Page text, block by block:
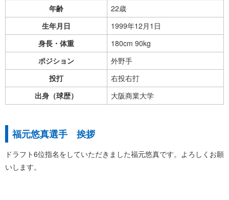
年齢
22歳
生年月日
1999年12月1日
身長・体重
180cm 90kg
ポジション
外野手
投打
右投右打
出身（球歴）
大阪商業大学
福元悠真選手 挨拶
ドラフト6位指名をしていただきました福元悠真です。よろしくお願
いします。